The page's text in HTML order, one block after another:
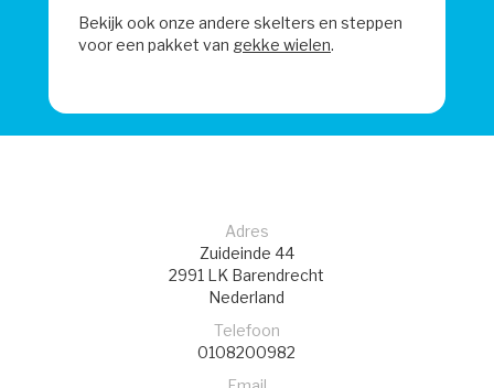
Bekijk ook onze andere skelters en steppen
voor een pakket van gekke wielen.
Adres
Zuideinde 44
2991 LK Barendrecht
Nederland
Telefoon
0108200982